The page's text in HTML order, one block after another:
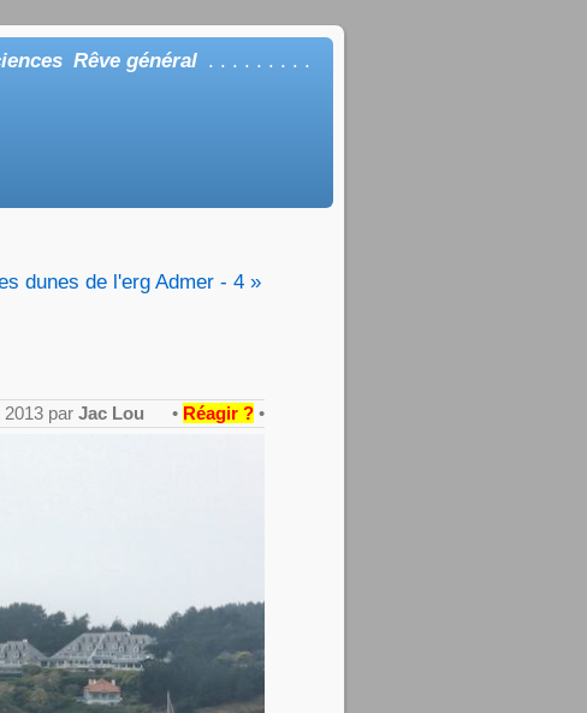
Rêve général . . . . . . . . .
dunes de l'erg Admer - 4 »
2013 parJac Lou • Réagir ? •